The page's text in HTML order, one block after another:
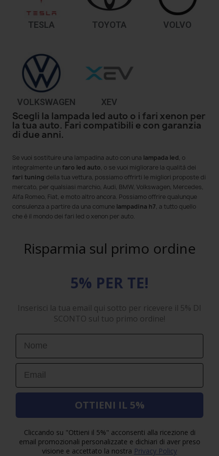
TESLA TOYOTA VOLVO
VOLKSWAGEN XEV
Scegli la lampada led auto o i fari xenon per
la tua auto. Fari compatibili e con garanzia
di due anni.
Se vuoi sostituire una lampadina auto con una lampada led, o
integralmente unfaro led auto, o se vuoi migliorare la qualità dei
fari tuning della tua vettura, possiamo offrirti le migliori proposte di
mercato, per qualsiasi marchio, Audi, BMW, Volkswagen, Mercedes,
Alfa Romeo, Fiat, e moto altro ancora. Possiamo offrire qualunque
consulenza a partire da una comune lampadina h7, a tutto quello
che è il mondo dei fari led o xenon per auto.
Risparmia sul primo ordine
5% PER TE!
Inserisci la tua email qui sotto per ricevere il 5% DI
SCONTO sul tuo primo ordine!
First Name
Email
OTTIENI IL 5%
Cliccando su "Ottieni il 5%" acconsenti alla ricezione di
email promozionali personalizzate e dichiari di aver preso
visione e accettato la nostra Privacy Policy